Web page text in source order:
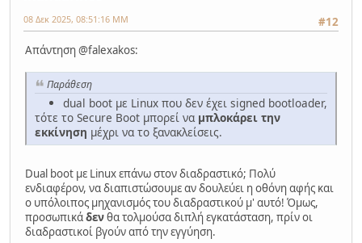
#12
08 Δεκ 2025, 08:51:16 ΜΜ
Απάντηση @falexakos:
Παράθεση
dual boot με Linux που δεν έχει signed bootloader,
τότε το Secure Boot μπορεί να μπλοκάρει την
εκκίνηση μέχρι να το ξανακλείσεις.
Dual boot με Linux επάνω στον διαδραστικό; Πολύ
ενδιαφέρον, να διαπιστώσουμε αν δουλεύει η οθόνη αφής και
ο υπόλοιπος μηχανισμός του διαδραστικού μ' αυτό! Όμως,
προσωπικάδενθα τολμούσα διπλή εγκατάσταση, πρίν οι
διαδραστικοί βγούν από την εγγύηση.